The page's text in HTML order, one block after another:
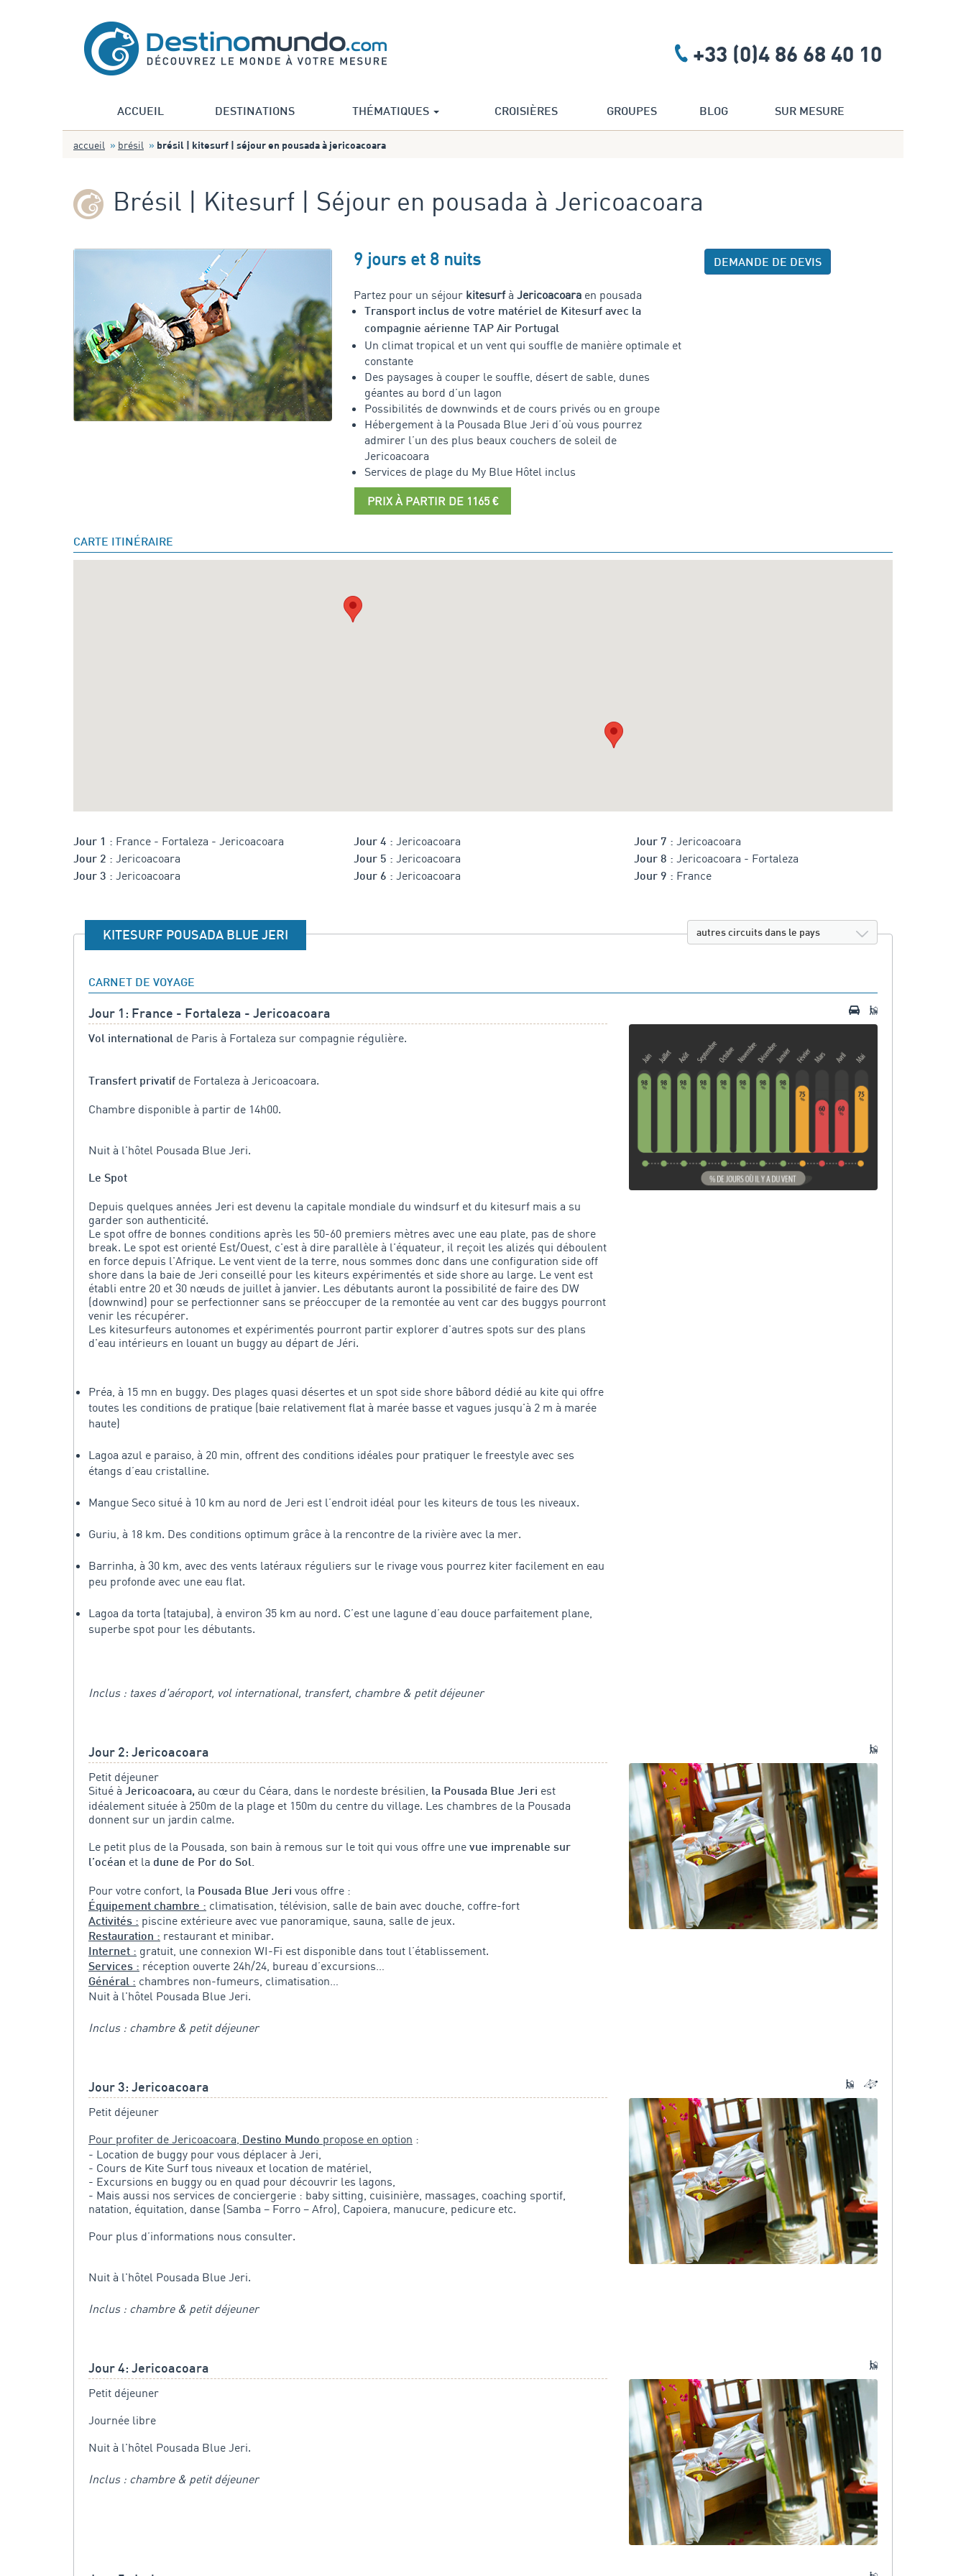
+33 (0)4 86 68 40 10
ACCUEIL DESTINATIONS THÉMATIQUES CROISIÈRES GROUPES BLOG SUR MESURE
accueil brésil brésil | kitesurf | séjour en pousada à jericoacoara
Brésil | Kitesurf | Séjour en pousada à Jericoacoara
9 jours et 8 nuits
Partez pour un séjour kitesurfà Jericoacoara en pousada
Transport inclus de votre matériel de Kitesurf avec la
compagnie aérienne TAP Air Portugal
Un climat tropical et un vent qui souffle de manière optimale et
constante
Des paysages à couper le souffle, désert de sable, dunes
géantes au bord d’un lagon
Possibilités de downwinds et de cours privés ou en groupe
Hébergement à la Pousada Blue Jeri d’où vous pourrez
admirer l’un des plus beaux couchers de soleil de
Jericoacoara
Services de plage du My Blue Hôtel inclus
PRIX À PARTIR DE 1165 €
DEMANDE DE DEVIS
CARTE ITINÉRAIRE
Jour 1 : France - Fortaleza - Jericoacoara
Jour 2 : Jericoacoara
Jour 3 : Jericoacoara
Jour 4 : Jericoacoara
Jour 5 : Jericoacoara
Jour 6 : Jericoacoara
Jour 7 : Jericoacoara
Jour 8 : Jericoacoara - Fortaleza
Jour 9 : France
KITESURF POUSADA BLUE JERI autres circuits dans le pays
CARNET DE VOYAGE
Jour 1: France - Fortaleza - Jericoacoara
Vol international de Paris à Fortaleza sur compagnie régulière.
Transfert privatif de Fortaleza à Jericoacoara.
Chambre disponible à partir de 14h00.
Nuit à l'hôtel Pousada Blue Jeri.
Le Spot
Depuis quelques années Jeri est devenu la capitale mondiale du windsurf et du kitesurf mais a su
garder son authenticité.
Le spot offre de bonnes conditions après les 50-60 premiers mètres avec une eau plate, pas de shore
break. Le spot est orienté Est/Ouest, c'est à dire parallèle à l'équateur, il reçoit les alizés qui déboulent
en force depuis l'Afrique. Le vent vient de la terre, nous sommes donc dans une configuration side off
shore dans la baie de Jeri conseillé pour les kiteurs expérimentés et side shore au large. Le vent est
établi entre 20 et 30 nœuds de juillet à janvier. Les débutants auront la possibilité de faire des DW
(downwind) pour se perfectionner sans se préoccuper de la remontée au vent car des buggys pourront
venir les récupérer.
Les kitesurfeurs autonomes et expérimentés pourront partir explorer d'autres spots sur des plans
d'eau intérieurs en louant un buggy au départ de Jéri.
Préa, à 15 mn en buggy. Des plages quasi désertes et un spot side shore bâbord dédié au kite qui offre
toutes les conditions de pratique (baie relativement flat à marée basse et vagues jusqu'à 2 m à marée
haute)
Lagoa azul e paraiso, à 20 min, offrent des conditions idéales pour pratiquer le freestyle avec ses
étangs d’eau cristalline.
Mangue Seco situé à 10 km au nord de Jeri est l’endroit idéal pour les kiteurs de tous les niveaux.
Guriu, à 18 km. Des conditions optimum grâce à la rencontre de la rivière avec la mer.
Barrinha, à 30 km, avec des vents latéraux réguliers sur le rivage vous pourrez kiter facilement en eau
peu profonde avec une eau flat.
Lagoa da torta (tatajuba), à environ 35 km au nord. C’est une lagune d’eau douce parfaitement plane,
superbe spot pour les débutants.
Inclus : taxes d'aéroport, vol international, transfert, chambre & petit déjeuner
Jour 2: Jericoacoara
Petit déjeuner
Situé à Jericoacoara, au cœur du Céara, dans le nordeste brésilien, la Pousada Blue Jeri est
idéalement située à 250m de la plage et 150m du centre du village. Les chambres de la Pousada
donnent sur un jardin calme.
Le petit plus de la Pousada, son bain à remous sur le toit qui vous offre une vue imprenable sur
l’océan et la dune de Por do Sol.
Pour votre confort, la Pousada Blue Jeri vous offre :
Équipement chambre : climatisation, télévision, salle de bain avec douche, coffre-fort
Activités : piscine extérieure avec vue panoramique, sauna, salle de jeux.
Restauration : restaurant et minibar.
Internet : gratuit, une connexion WI-Fi est disponible dans tout l’établissement.
Services : réception ouverte 24h/24, bureau d’excursions…
Général : chambres non-fumeurs, climatisation…
Nuit à l'hôtel Pousada Blue Jeri.
Inclus : chambre & petit déjeuner
Jour 3: Jericoacoara
Petit déjeuner
Pour profiter de Jericoacoara, Destino Mundo propose en option :
- Location de buggy pour vous déplacer à Jeri,
- Cours de Kite Surf tous niveaux et location de matériel,
- Excursions en buggy ou en quad pour découvrir les lagons,
- Mais aussi nos services de conciergerie : baby sitting, cuisinière, massages, coaching sportif,
natation, équitation, danse (Samba – Forro – Afro), Capoiera, manucure, pedicure etc.
Pour plus d’informations nous consulter.
Nuit à l'hôtel Pousada Blue Jeri.
Inclus : chambre & petit déjeuner
Jour 4: Jericoacoara
Petit déjeuner
Journée libre
Nuit à l'hôtel Pousada Blue Jeri.
Inclus : chambre & petit déjeuner